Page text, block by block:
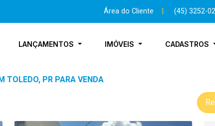
Área do Cliente (45) 3252-
LANÇAMENTOS IMÓVEIS CADASTROS
TOLEDO, PR PARA VENDA